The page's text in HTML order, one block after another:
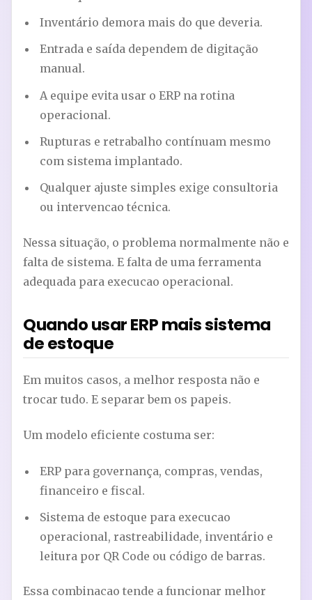
Inventário demora mais do que deveria.
Entrada e saída dependem de digitação
manual.
A equipe evita usar o ERP na rotina
operacional.
Rupturas e retrabalho contínuam mesmo
com sistema implantado.
Qualquer ajuste simples exige consultoria
ou intervencao técnica.
Nessa situação, o problema normalmente não e
falta de sistema. E falta de uma ferramenta
adequada para execucao operacional.
Quando usar ERP mais sistema
de estoque
Em muitos casos, a melhor resposta não e
trocar tudo. E separar bem os papeis.
Um modelo eficiente costuma ser:
ERP para governança, compras, vendas,
financeiro e fiscal.
Sistema de estoque para execucao
operacional, rastreabilidade, inventário e
leitura por QR Code ou código de barras.
Essa combinacao tende a funcionar melhor